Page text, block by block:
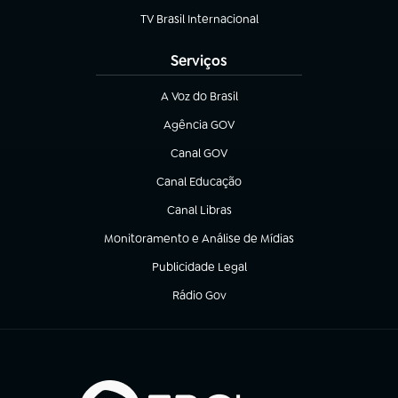
TV Brasil Internacional
(abre em nova aba)
Serviços
A Voz do Brasil
(abre em nova aba)
Agência GOV
(abre em nova aba)
Canal GOV
(abre em nova aba)
Canal Educação
(abre em nova aba)
Canal Libras
(abre em nova aba)
Monitoramento e Análise de Mídias
(abre em nova aba)
Publicidade Legal
(abre em nova aba)
Rádio Gov
(abre em nova aba)